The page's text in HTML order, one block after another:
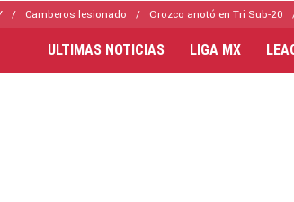
Camberos lesionado Orozco anotó en Tri Sub-20
ULTIMAS NOTICIAS LIGA MX